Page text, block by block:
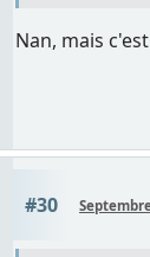
Nan, mais
#30